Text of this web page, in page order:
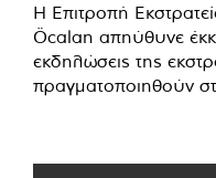
Η Επιτροπή
Öcalan απηύθυνε
εκδηλώσεις της
πραγματοποιηθούν